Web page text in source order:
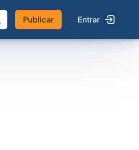
Publicar Entrar